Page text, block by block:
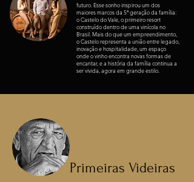
futuro. Esse sonho inspirou um dos
maiores marcos da 5ª geração da família:
o Castelo do Vale, o primeiro resort
construído dentro de uma vinícola no
Brasil. Mais do que um empreendimento,
o Castelo representa a união entre legado,
inovação e hospitalidade, um espaço
onde o vinho encontra novas formas de
encantar, e a história da família continua a
ser vivida, agora em grande estilo.
Primeiras Videiras